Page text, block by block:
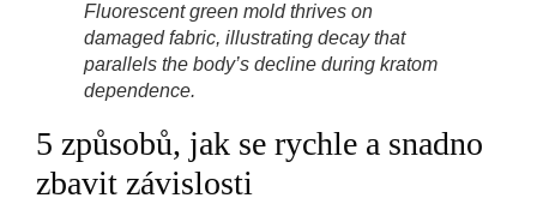
Fluorescent green mold thrives on
damaged fabric, illustrating decay that
parallels the body’s decline during kratom
dependence.
5 způsobů, jak se rychle a snadno
zbavit závislosti